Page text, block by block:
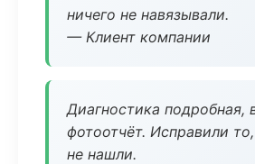
ничего не навязывали.
— Клиент компании
Диагностика подробная,
фотоотчёт. Исправили
не нашли.